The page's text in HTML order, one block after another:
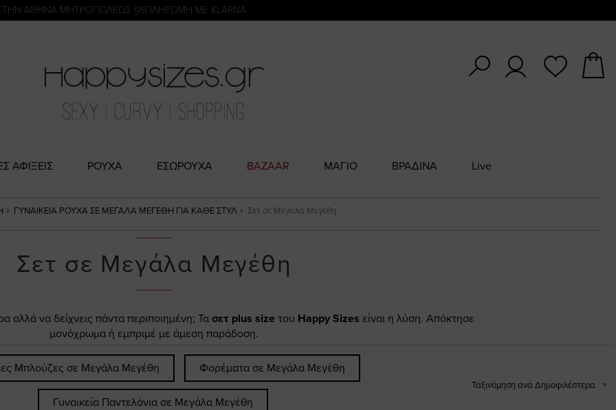
ΑΘΗΝΑ ΜΗΤΡΟΠΟΛΕΩΣ 56ΠΛΗΡΩΜΗ ΜΕ KLARNA
ΑΦΙΞΕΙΣ ΡΟΥΧΑ ΕΣΩΡΟΥΧΑ BAZAAR ΜΑΓΙΟ ΒΡΑΔΙΝΑ Live
ΓΥΝΑΙΚΕΊΑ ΡΟΎΧΑ ΣΕ ΜΕΓΆΛΑ ΜΕΓΈΘΗ ΓΙΑ ΚΆΘΕ ΣΤΥΛ Σετ σε Μεγάλα Μεγέθη
Σετ σε Μεγάλα Μεγέθη
αλλά να δείχνεις πάντα περιποιημένη; Τα σετ plus size του Happy Sizes είναι η λύση. Απόκτησε
μονόχρωμα ή εμπριμέ με άμεση παράδοση.
Μπλούζες σε Μεγάλα Μεγέθη Φορέματα σε Μεγάλα Μεγέθη
Γυναικεία Παντελόνια σε Μεγάλα Μεγέθη
Ταξινόμηση ανά Δημοφιλέστερα